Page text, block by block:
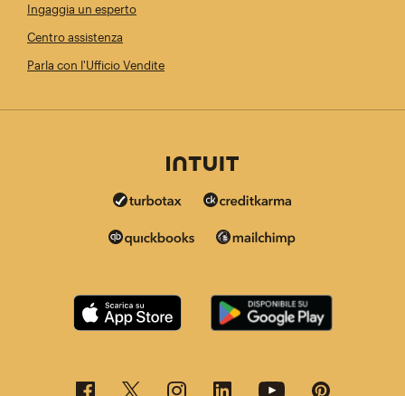
Ingaggia un esperto
Centro assistenza
Parla con l'Ufficio Vendite